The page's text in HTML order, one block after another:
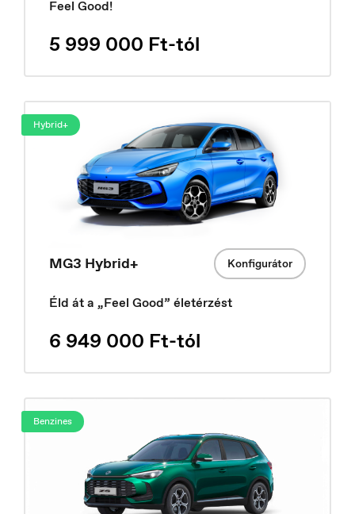
Hrvatski
Czech Republic
Feel Good!
5 999 000 Ft-tól
Hybrid+
MG3 Hybrid+ Konfigurátor
Éld át a „Feel Good” életérzést
6 949 000 Ft-tól
Benzines